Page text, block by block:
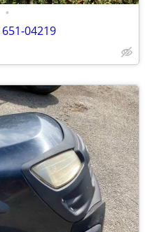
•
04219